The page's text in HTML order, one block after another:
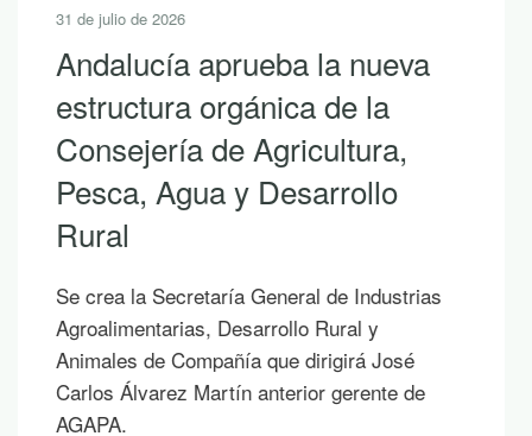
30 de julio de 2026
10 lecturas de verano para
descubrir la riqueza de
Andalucía con LEADER
Si hoy es uno de esos días prometedores en
los que ya empiezas a saborear y planificar
publicaciones para leer junto al mar, bajo la
sombra de un árbol o mientras contemplas
un atardecer en la montaña.